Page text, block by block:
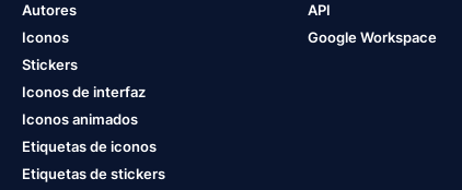
Autores
Iconos
Stickers
Iconos de interfaz
Iconos animados
Etiquetas de iconos
Etiquetas de stickers
API
Google Workspace